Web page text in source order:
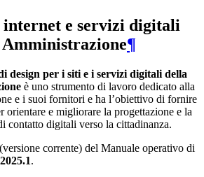
e servizi digitali
¶
design per i siti e i servizi digitali della
è uno strumento di lavoro dedicato alla
e i suoi fornitori e ha l’obiettivo di fornire
orientare e migliorare la progettazione e la
contatto digitali verso la cittadinanza.
corrente) del Manuale operativo di
2025.1.